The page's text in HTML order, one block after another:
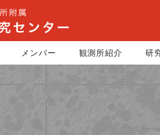
メンバー 観測所紹介 研